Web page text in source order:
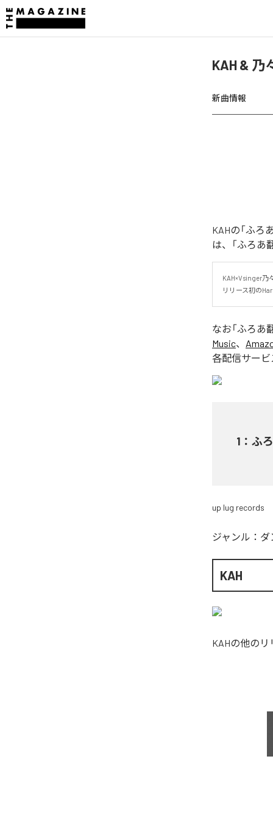
KAH & 乃
新曲情報
KAHの「ふ
は、「ふろあ
KAH×Vsinger
リリース初の
なお「ふろあ
Music、
各配信サービ
1 ： ふ
up lug records
ジャンル： ダ
KAH
KAHの他のリ